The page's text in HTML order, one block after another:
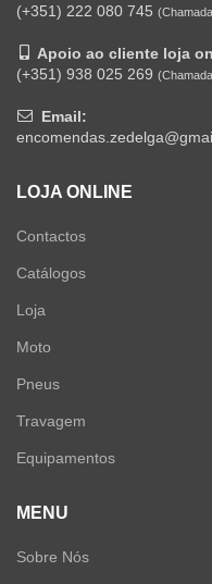
(+351) 222 080 745
Apoio ao cliente loja
(+351) 938 025 269
Email:
LOJA ONLINE
Contactos
Catálogos
Loja
Moto
Pneus
Travagem
Equipamentos
MENU
Sobre Nós